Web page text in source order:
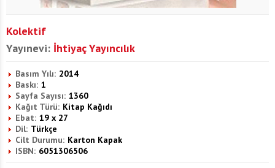
Kolektif
Yayınevi: İhtiyaç Yayıncılık
Basım Yılı: 2014
Baskı: 1
Sayfa Sayısı: 1360
Kağıt Türü: Kitap Kağıdı
Ebat: 19 x 27
Dil: Türkçe
Cilt Durumu: Karton Kapak
ISBN: 6051306506